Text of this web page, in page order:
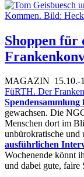
Shoppen für
MAGAZIN 15.10.-
FüRTH. Der
gewachsen. Die
Menschen dort im
unbürokratische und
ausführlichen
Wochenende könnt
und dabei gute, faire